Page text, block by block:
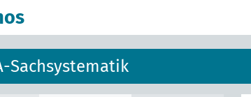
Sachsystematik
Prüfwesen für Werkstoffe und Waren, Allgemein
Kartell-, Syndikat und Trustwesen